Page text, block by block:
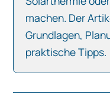
machen. Der
Grundlagen,
praktische Tipps.